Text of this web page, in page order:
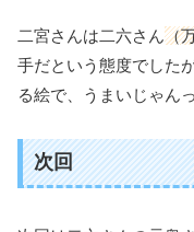
二宮さんは二六さん（
手だという態度でした
る絵で、うまいじゃん
次回